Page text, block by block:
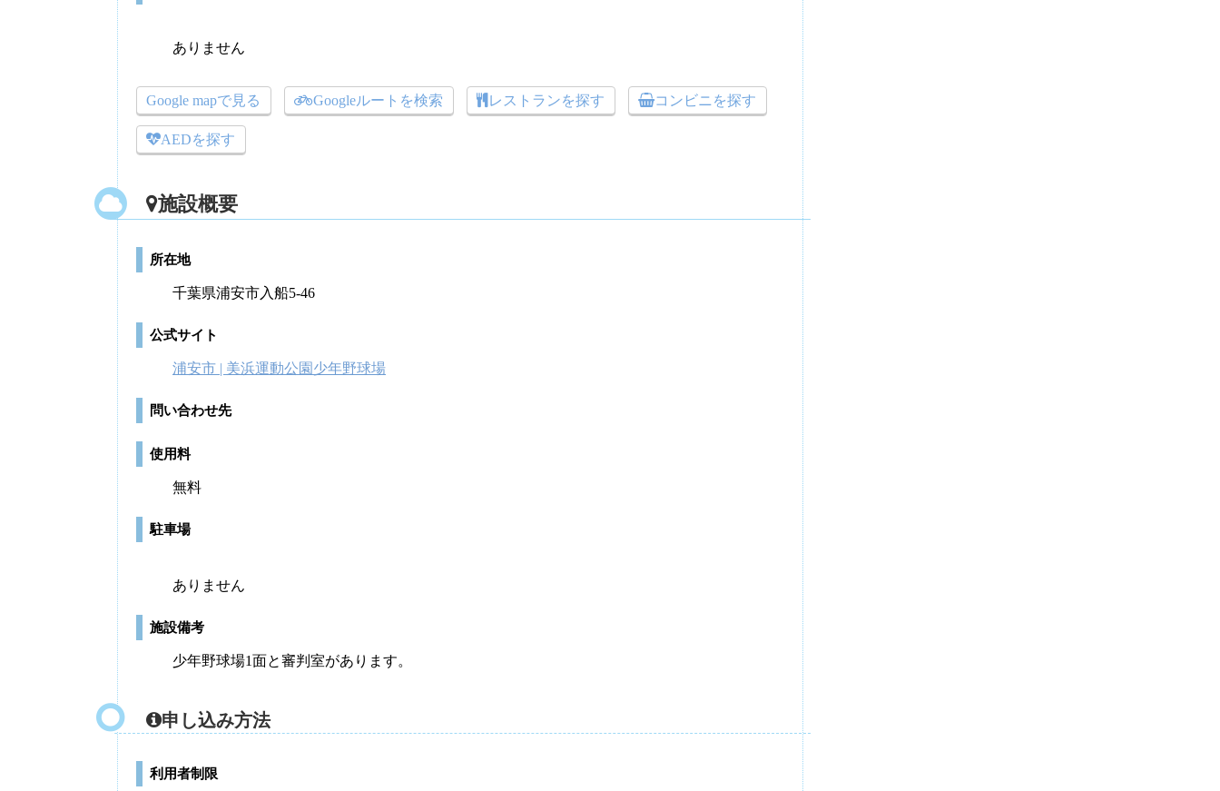
ありません
Google mapで見る Googleルートを検索 レストランを探す コンビニを探す
AEDを探す
施設概要
所在地
千葉県浦安市入船5-46
公式サイト
浦安市 | 美浜運動公園少年野球場
問い合わせ先
使用料
無料
駐車場
ありません
施設備考
少年野球場1面と審判室があります。
申し込み方法
利用者制限